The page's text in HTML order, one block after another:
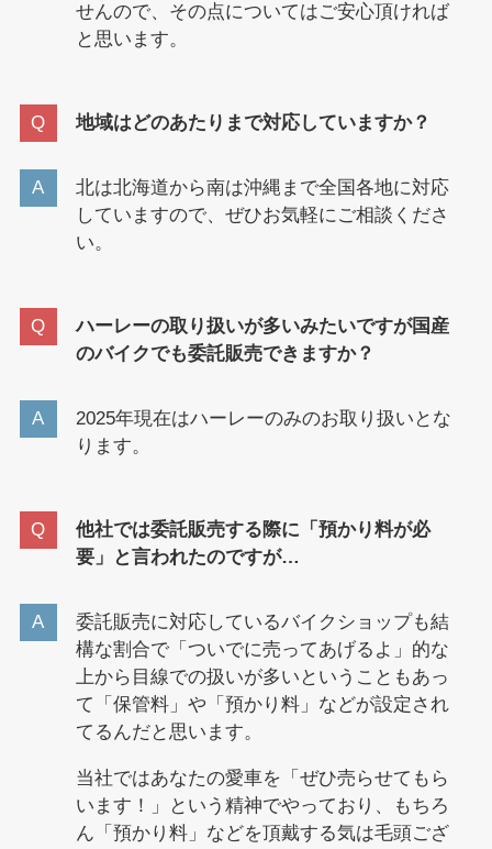
せんので、その点についてはご安心頂ければ
と思います。
地域はどのあたりまで対応していますか？
北は北海道から南は沖縄まで全国各地に対応
していますので、ぜひお気軽にご相談くださ
い。
ハーレーの取り扱いが多いみたいですが国産
のバイクでも委託販売できますか？
2025年現在はハーレーのみのお取り扱いとな
ります。
他社では委託販売する際に「預かり料が必
要」と言われたのですが…
委託販売に対応しているバイクショップも結
構な割合で「ついでに売ってあげるよ」的な
上から目線での扱いが多いということもあっ
て「保管料」や「預かり料」などが設定され
てるんだと思います。
当社ではあなたの愛車を「ぜひ売らせてもら
います！」という精神でやっており、もちろ
ん「預かり料」などを頂戴する気は毛頭ござ